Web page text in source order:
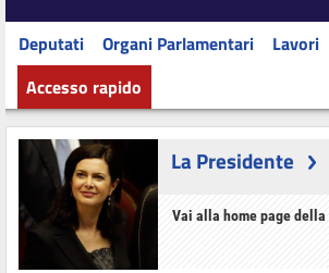
Deputati Organi Parlamentari Lavori
Accesso rapido
La Presidente
Vai alla home page